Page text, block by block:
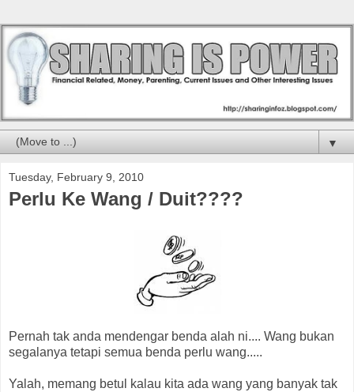
▼
Tuesday, February 9, 2010
Perlu Ke Wang / Duit????
Pernah tak anda mendengar benda alah ni.... Wang bukan
segalanya tetapi semua benda perlu wang.....
Yalah, memang betul kalau kita ada wang yang banyak tak